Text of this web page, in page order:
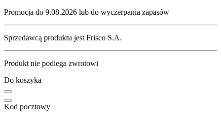
Promocja do 9.08.2026 lub do wyczerpania zapasów
Sprzedawcą produktu jest Frisco S.A.
Produkt nie podlega zwrotowi
Do koszyka
Kod pocztowy